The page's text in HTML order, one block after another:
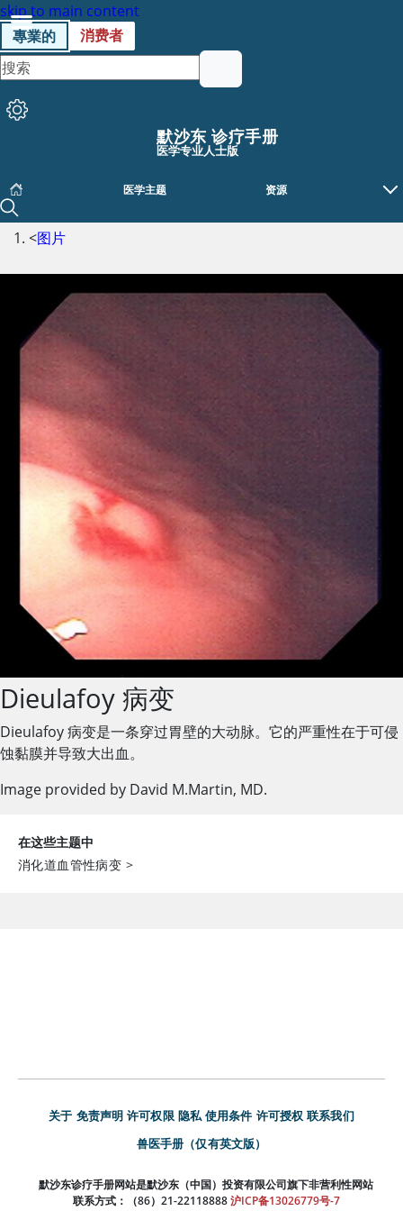
skip to main content
專業的
消费者
默沙东 诊疗手册
医学专业人士版
医学主题 资源
<图片
Dieulafoy 病变
Dieulafoy 病变是一条穿过胃壁的大动脉。它的严重性在于可侵
蚀黏膜并导致大出血。
Image provided by David M.Martin, MD.
在这些主题中
消化道血管性病变 >
关于 免责声明 许可权限 隐私 使用条件 许可授权 联系我们
兽医手册（仅有英文版）
默沙东诊疗手册网站是默沙东（中国）投资有限公司旗下非营利性网站
联系方式：（86）21-22118888 沪ICP备13026779号-7